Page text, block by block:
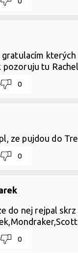
pozoruju tu
0
ze pujdou do
0
do nej rejpal
0